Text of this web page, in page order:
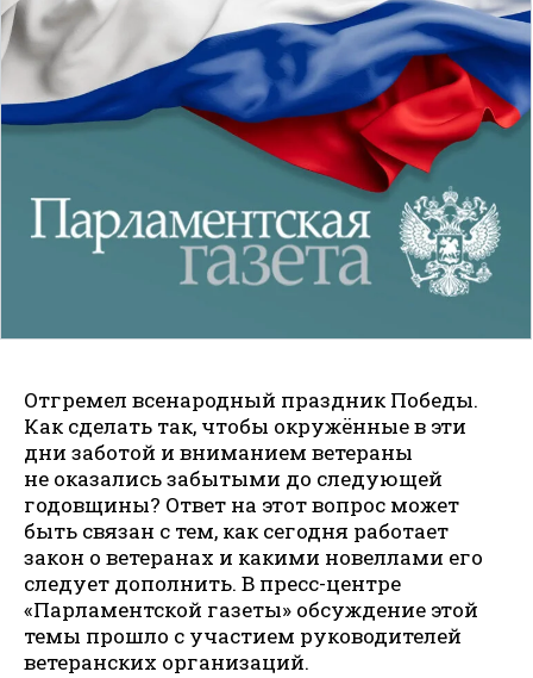
Отгремел всенародный праздник Победы.
Как сделать так, чтобы окружённые в эти
дни заботой и вниманием ветераны
не оказались забытыми до следующей
годовщины? Ответ на этот вопрос может
быть связан с тем, как сегодня работает
закон о ветеранах и какими новеллами его
следует дополнить. В пресс-центре
«Парламентской газеты» обсуждение этой
темы прошло с участием руководителей
ветеранских организаций.